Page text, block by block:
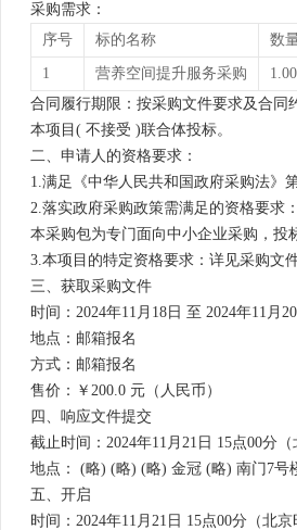
采购需求：
序号
标的名称 数
1 营养空间提升服务采购 1.00
合同履行期限：按采购文件要求及合同
本项目( 不接受 )联合体投标。
二、申请人的资格要求：
1.满足《中华人民共和国政府采购法》
2.落实政府采购政策需满足的资格要求：
本采购包为专门面向中小企业采购，投
3.本项目的特定资格要求：详见采购文
三、获取采购文件
时间：2024年11月18日 至 2024年11月
地点：邮箱报名
方式：邮箱报名
售价：￥200.0 元（人民币）
四、响应文件提交
截止时间：2024年11月21日 15点00分（
地点： (略) (略) (略) 金冠 (略) 南门7号
五、开启
时间：2024年11月21日 15点00分（北京